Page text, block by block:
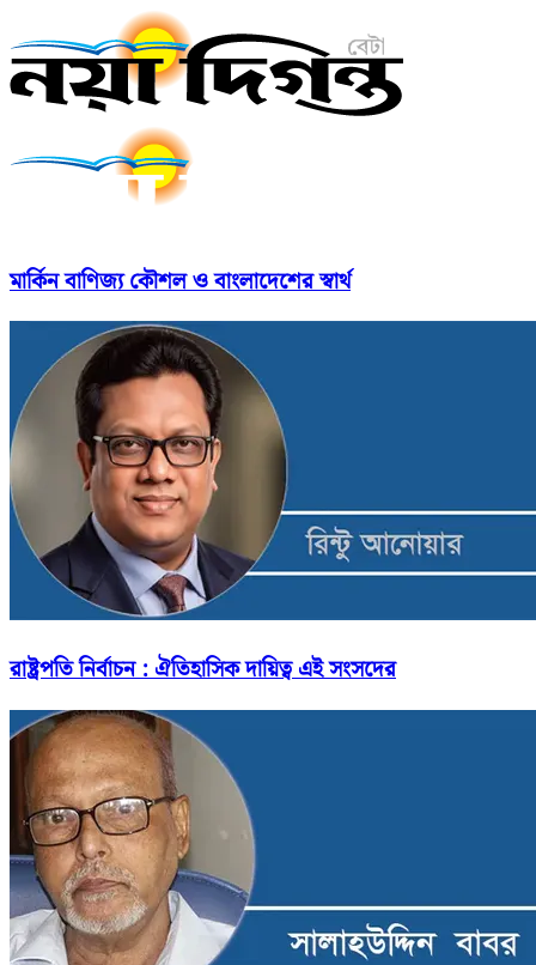
মার্কিন বাণিজ্য কৌশল ও বাংলাদেশের স্বার্থ
রাষ্ট্রপতি নির্বাচন : ঐতিহাসিক দায়িত্ব এই সংসদের